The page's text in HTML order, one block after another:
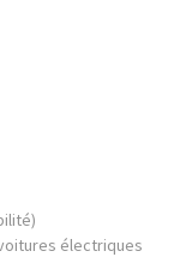
électriques